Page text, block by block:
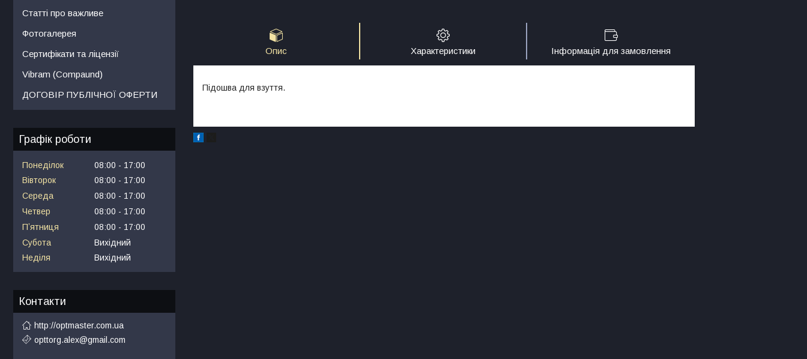
Опис Характеристики Інформація для замовлення
Підошва для взуття.
Статті про важливе
Фотогалерея
Сертифікати та ліцензії
Vibram (Compaund)
ДОГОВІР ПУБЛІЧНОЇ ОФЕРТИ
Графік роботи
Понеділок 08:00
17:00
Вівторок
08:00
17:00
Середа
08:00
17:00
Четвер
08:00
17:00
Пʼятниця
08:00
17:00
Субота
Вихідний
Неділя
Вихідний
Контакти
http://optmaster.com.ua
opttorg.alex@gmail.com